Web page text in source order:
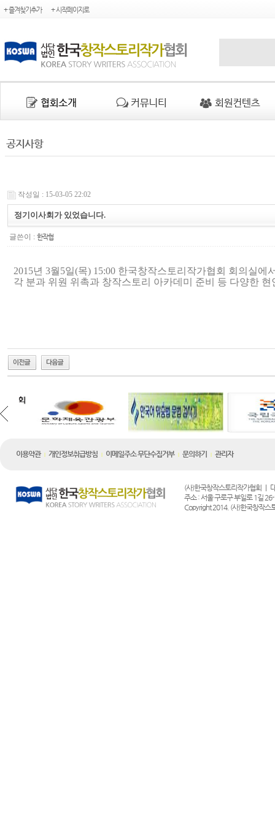
+ 즐겨찾기추가 + 시작페이지로
공지사항
작성일 : 15-03-05 22:02
정기이사회가 있었습니다.
글쓴이 : 한작협
2015년 3월5일(목) 15:00 한국창작스토리작가협회 회의실에
각 분과 위원 위촉과 창작스토리 아카데미 준비 등 다양한
이용약관 개인정보취급방침 이메일주소 무단수집거부 문의하기 관리자
(사)한국창작스토리작가협회 |
주소 : 서울 구로구 부일로 1길
Copyright 2014. (사)한국창작스